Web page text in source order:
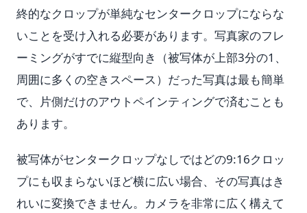
終的なクロップが単純なセンタークロップにならな
いことを受け入れる必要があります。写真家のフレ
ーミングがすでに縦型向き（被写体が上部3分の1、
周囲に多くの空きスペース）だった写真は最も簡単
で、片側だけのアウトペインティングで済むことも
あります。
被写体がセンタークロップなしではどの9:16クロッ
プにも収まらないほど横に広い場合、その写真はき
れいに変換できません。カメラを非常に広く構えて